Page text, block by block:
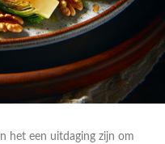
het een uitdaging zijn om